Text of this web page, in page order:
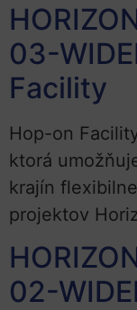
03-
Facility
Hop-on
ktorá
krajín
projektov
02-